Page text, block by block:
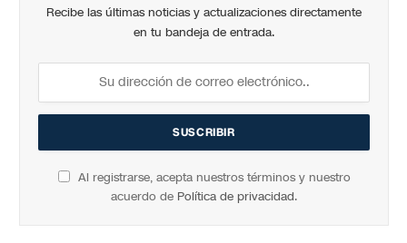
Recibe las últimas noticias y actualizaciones directamente
en tu bandeja de entrada.
Al registrarse, acepta nuestros términos y nuestro
acuerdo de Política de privacidad.